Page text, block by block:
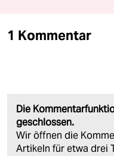
1 Kommentar
Die
geschlossen.
Wir öffnen die
Artikeln für etwa drei